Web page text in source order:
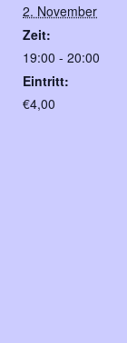
2. November
Zeit:
19:00 - 20:00
Eintritt:
€4,00